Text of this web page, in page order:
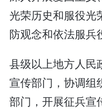
光荣历史和服役光
防观念和依法服兵
县级以上地方人民
宣传部门，协调组
部门，开展征兵宣